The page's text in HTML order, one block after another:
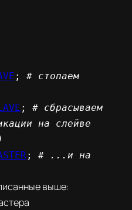
;
# стопаем
; # сбрасываем
на слейве
;
# ...и на
выше: